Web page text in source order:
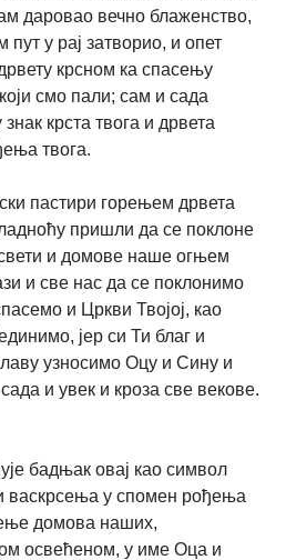
даровао вечно блаженство,
пут у рај затворио, и опет
крсном ка спасењу
смо пали; сам и сада
крста твога и дрвета
твога.
пастири горењем дрвета
пришли да се поклоне
и домове наше огњем
и све нас да се поклонимо
и Цркви Твојој, као
јер си Ти благ и
узносимо Оцу и Сину и
и увек и кроза све векове.
бадњак овај као символ
васкрсења у спомен рођења
домова наших,
освећеном, у име Оца и